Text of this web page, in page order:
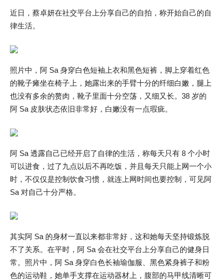
近日，蔡卓妍在社交平台上分享自己的自拍，称开始自己的自
律生活。
照片中，阿 Sa 身穿白色短袖上衣和黑色短裤，脚上穿着红色
的靴子瘫坐在椅子上，她露出来的手臂十分的纤细白嫩，腿上
也没有多余的赘肉，靴子里面十分空荡，又细又长。38 岁的
阿 Sa 皮肤状态依旧非常好，白嫩没有一点瑕疵。
阿 Sa 透露自己已经开启了自律的生活，称每天只有 8 个小时
可以进食，过了九点以后不再吃饭，并且每天只能上网一个小
时，不仅仅是控制饮食习惯，就连上网时间也要控制，可见阿
Sa 对自己十分严格。
其实阿 Sa 的身材一直以来都非常好，这和她每天坚持锻炼脱
不了关系。在平时，阿 Sa 会在社交平台上分享自己的健身日
常。照片中，阿 Sa 身穿白色长袖瑜伽服、黑色紧身裤子和粉
色的运动鞋，她单手支撑在运动器材上，腹部的马甲线清晰可